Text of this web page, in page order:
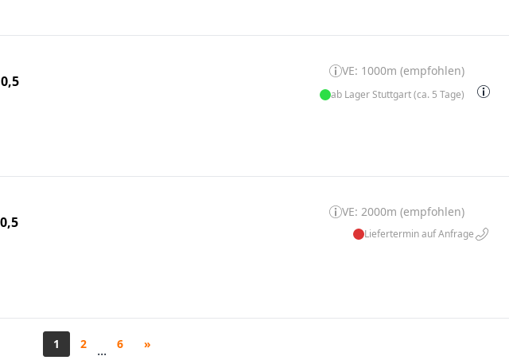
VE: 1000m (empfohlen)
ab Lager Stuttgart (ca. 5 Tage)
VE: 2000m (empfohlen)
Liefertermin auf Anfrage
1 2 ... 6 »